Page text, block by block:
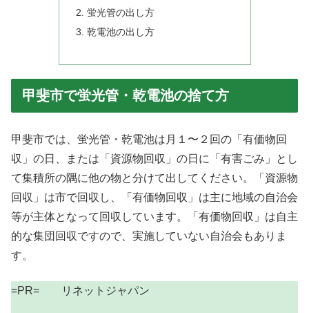
蛍光管の出し方
乾電池の出し方
甲斐市で蛍光管・乾電池の捨て方
甲斐市では、蛍光管・乾電池は月１〜２回の「有価物回
収」の日、または「資源物回収」の日に「有害ごみ」とし
て集積所の隅に他の物と分けて出してください。「資源物
回収」は市で回収し、「有価物回収」は主に地域の自治会
等が主体となって回収しています。「有価物回収」は自主
的な集団回収ですので、実施していない自治会もありま
す。
=PR= リネットジャパン